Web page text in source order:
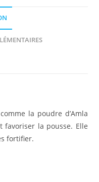
la poudre d’Amla
la pousse. Elle
fortifier.